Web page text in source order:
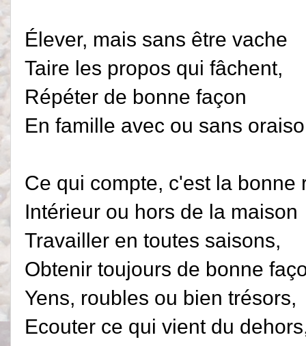
Élever, mais sans être vache
Taire les propos qui fâchent,
Répéter de bonne façon
En famille avec ou sans
Ce qui compte, c'est la bonne
Intérieur ou hors de la maison
Travailler en toutes saisons,
Obtenir toujours de bonne
Yens, roubles ou bien trésors,
Ecouter ce qui vient du